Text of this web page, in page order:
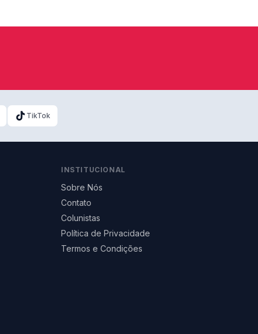
TikTok
INSTITUCIONAL
Sobre Nós
Contato
Colunistas
Política de Privacidade
Termos e Condições